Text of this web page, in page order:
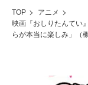
TOP
アニメ
映画『おしりたんてい
らが本当に楽しみ」（概